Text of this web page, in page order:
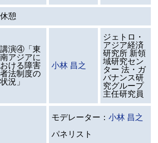
休憩
講演④「東
南アジアに
おける障害
者法制度の
状況」
小林 昌之
ジェトロ・
アジア経済
研究所 新領
域研究セン
ター 法・ガ
バナンス研
究グループ
主任研究員
モデレーター： 小林 昌之
パネリスト